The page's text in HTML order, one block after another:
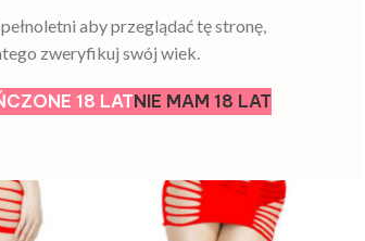
aby przeglądać tę stronę,
zweryfikuj swój wiek.
18 LATNIE MAM 18 LAT